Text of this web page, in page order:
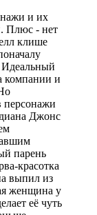
и их
Плюс - нет
клише
Идеальный
компании и
персонажи
Джонс
парень
красотка
выпил из
женщина у
её чуть